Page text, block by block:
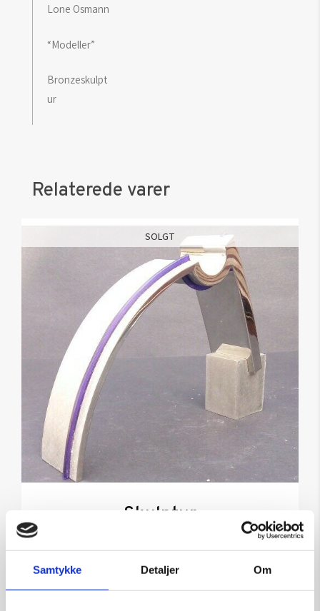
Samtykke Detaljer Om
Lone Osmann
“Modeller”
Bronzeskulpt
ur
Relaterede varer
Skulptur
SOLGT